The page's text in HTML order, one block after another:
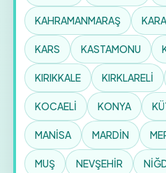
KAHRAMANMARAŞ
KARS KASTAMONU
KIRIKKALE KIRKLARELİ
KOCAELİ KONYA
MANİSA MARDİN
MUŞ NEVŞEHİR